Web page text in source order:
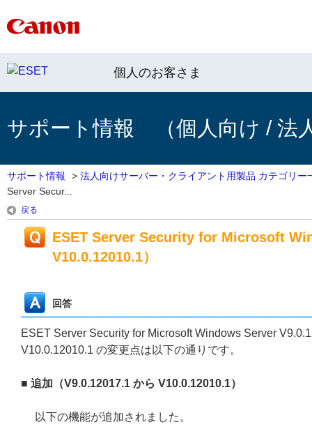
個人のお客さま
サポート情報 （個人向け / 法
サポート情報 > 法人向けサーバー・クライアント用製品 カテゴリー
Server Secur...
戻る
ESET Server Security for Microsoft
V10.0.12010.1）
回答
ESET Server Security for Microsoft Windows Server
V10.0.12010.1 の変更点は以下の通りです。
■ 追加（V9.0.12017.1 から V10.0.12010.1）
以下の機能が追加されました。